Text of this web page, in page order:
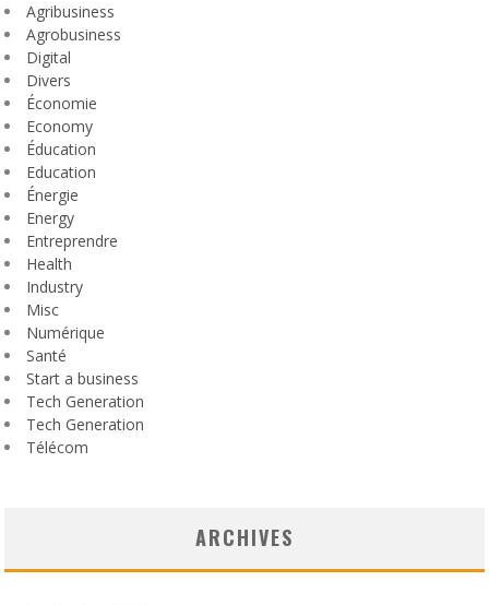
Agribusiness
Agrobusiness
Digital
Divers
Économie
Economy
Éducation
Education
Énergie
Energy
Entreprendre
Health
Industry
Misc
Numérique
Santé
Start a business
Tech Generation
Tech Generation
Télécom
ARCHIVES